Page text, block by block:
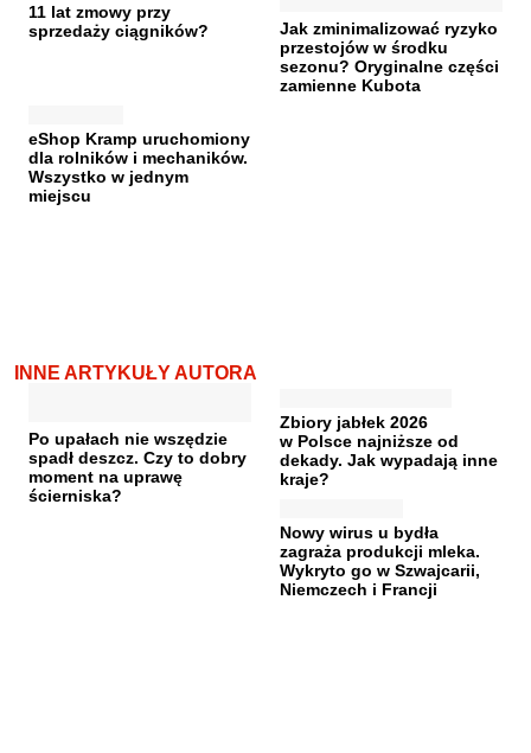
11 lat zmowy przy
sprzedaży ciągników?
Jak zminimalizować ryzyko
przestojów w środku
sezonu? Oryginalne części
zamienne Kubota
eShop Kramp uruchomiony
dla rolników i mechaników.
Wszystko w jednym
miejscu
INNE ARTYKUŁY AUTORA
Po upałach nie wszędzie
spadł deszcz. Czy to dobry
moment na uprawę
ścierniska?
Zbiory jabłek 2026
w Polsce najniższe od
dekady. Jak wypadają inne
kraje?
Nowy wirus u bydła
zagraża produkcji mleka.
Wykryto go w Szwajcarii,
Niemczech i Francji